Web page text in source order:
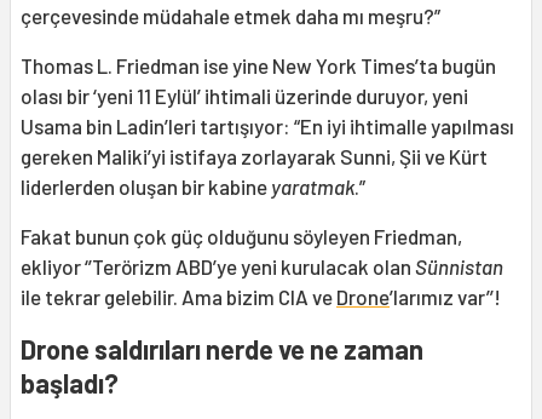
çerçevesinde müdahale etmek daha mı meşru?”
Thomas L. Friedman ise yine New York Times’ta bugün
olası bir ‘yeni 11 Eylül’ ihtimali üzerinde duruyor, yeni
Usama bin Ladin’leri tartışıyor: “En iyi ihtimalle yapılması
gereken Maliki’yi istifaya zorlayarak Sunni, Şii ve Kürt
liderlerden oluşan bir kabine yaratmak.”
Fakat bunun çok güç olduğunu söyleyen Friedman,
ekliyor ‘’Terörizm ABD’ye yeni kurulacak olan Sünnistan
ile tekrar gelebilir. Ama bizim CIA ve Drone’larımız var’’!
Drone saldırıları nerde ve ne zaman
başladı?